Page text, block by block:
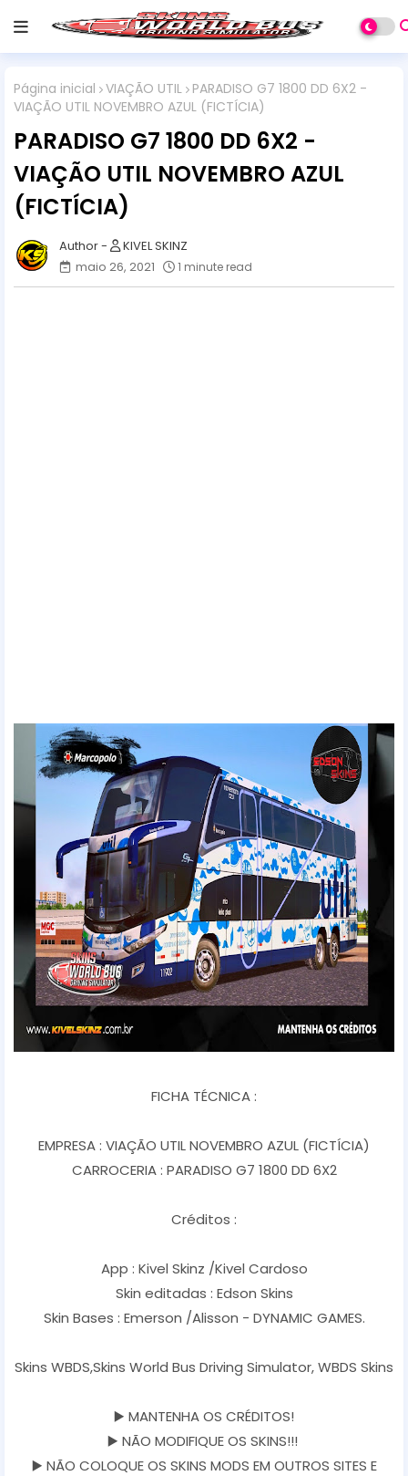
Página inicial VIAÇÃO UTIL PARADISO G7 1800 DD 6X2 -
VIAÇÃO UTIL NOVEMBRO AZUL (FICTÍCIA)
PARADISO G7 1800 DD 6X2 -
VIAÇÃO UTIL NOVEMBRO AZUL
(FICTÍCIA)
KIVEL SKINZ
maio 26, 2021
1 minute read
FICHA TÉCNICA :
EMPRESA : VIAÇÃO UTIL NOVEMBRO AZUL (FICTÍCIA)
CARROCERIA : PARADISO G7 1800 DD 6X2
Créditos :
App : Kivel Skinz /Kivel Cardoso
Skin editadas : Edson Skins
Skin Bases : Emerson /Alisson - DYNAMIC GAMES.
Skins WBDS,Skins World Bus Driving Simulator, WBDS Skins
▶️ MANTENHA OS CRÉDITOS!
▶️ NÃO MODIFIQUE OS SKINS!!!
▶️ NÃO COLOQUE OS SKINS MODS EM OUTROS SITES E